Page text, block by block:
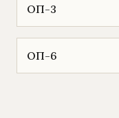
ОП-3
ОП-6